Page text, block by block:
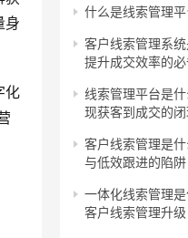
身
化
什么是线索管理
客户线索管理系
提升成交效率的
线索管理平台是
现获客到成交的
客户线索管理是
与低效跟进的陷阱
一体化线索管理
客户线索管理升级